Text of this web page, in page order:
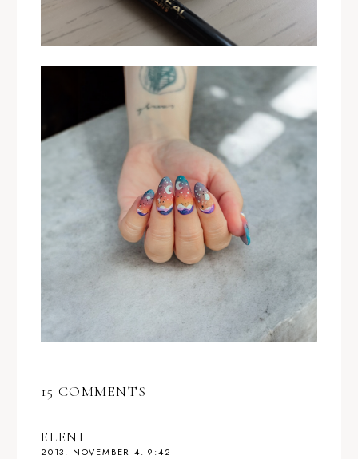
15 COMMENTS
ELENI
2013. NOVEMBER 4. 9:42